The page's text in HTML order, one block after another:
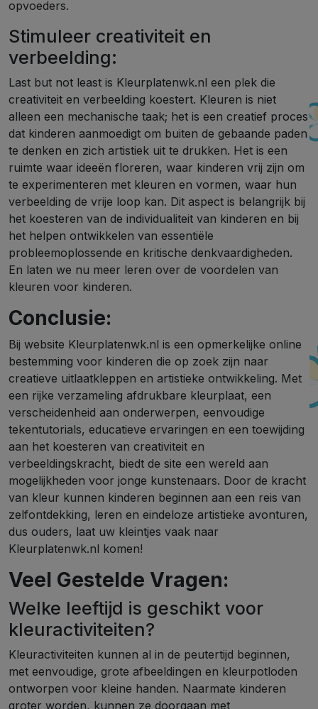
opvoeders.
Stimuleer creativiteit en
verbeelding:
Last but not least is Kleurplatenwk.nl een plek die
creativiteit en verbeelding koestert. Kleuren is niet
alleen een mechanische taak; het is een creatief proces
dat kinderen aanmoedigt om buiten de gebaande paden
te denken en zich artistiek uit te drukken. Het is een
ruimte waar ideeën floreren, waar kinderen vrij zijn om
te experimenteren met kleuren en vormen, waar hun
verbeelding de vrije loop kan. Dit aspect is belangrijk bij
het koesteren van de individualiteit van kinderen en bij
het helpen ontwikkelen van essentiële
probleemoplossende en kritische denkvaardigheden.
En laten we nu meer leren over de voordelen van
kleuren voor kinderen.
Conclusie:
Bij website Kleurplatenwk.nl is een opmerkelijke online
bestemming voor kinderen die op zoek zijn naar
creatieve uitlaatkleppen en artistieke ontwikkeling. Met
een rijke verzameling afdrukbare kleurplaat, een
verscheidenheid aan onderwerpen, eenvoudige
tekentutorials, educatieve ervaringen en een toewijding
aan het koesteren van creativiteit en
verbeeldingskracht, biedt de site een wereld aan
mogelijkheden voor jonge kunstenaars. Door de kracht
van kleur kunnen kinderen beginnen aan een reis van
zelfontdekking, leren en eindeloze artistieke avonturen,
dus ouders, laat uw kleintjes vaak naar
Kleurplatenwk.nl komen!
Veel Gestelde Vragen:
Welke leeftijd is geschikt voor
kleuractiviteiten?
Kleuractiviteiten kunnen al in de peutertijd beginnen,
met eenvoudige, grote afbeeldingen en kleurpotloden
ontworpen voor kleine handen. Naarmate kinderen
groter worden, kunnen ze doorgaan met